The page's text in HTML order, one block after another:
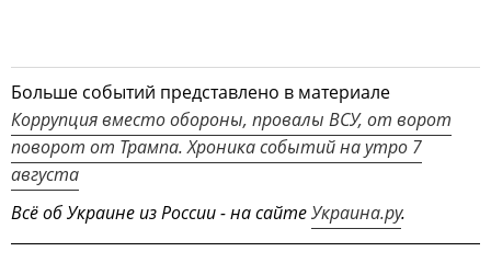
Больше событий представлено в материале
Коррупция вместо обороны, провалы ВСУ, от ворот
поворот от Трампа. Хроника событий на утро 7
августа
Всё об Украине из России - на сайтеУкраина.ру.